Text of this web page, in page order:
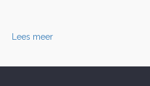
Lees meer